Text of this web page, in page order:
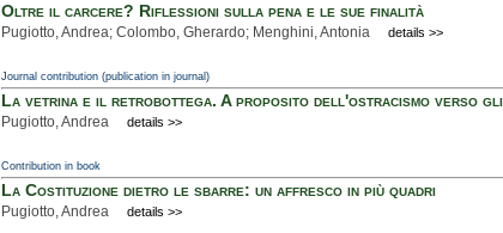
Oltre il carcere? Riflessioni sulla pena e le sue finalità
Pugiotto, Andrea; Colombo, Gherardo; Menghini, Antonia details >>
Journal contribution (publication in journal)
La vetrina e il retrobottega. A proposito dell'ostracismo verso gli
Pugiotto, Andrea details >>
Contribution in book
La Costituzione dietro le sbarre: un affresco in più quadri
Pugiotto, Andrea details >>